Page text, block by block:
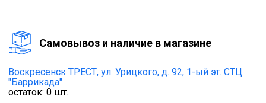
Cамовывоз и наличие в магазине
Воскресенск ТРЕСТ, ул. Урицкого, д. 92, 1-ый эт. СТЦ
"Баррикада"
остаток: 0 шт.